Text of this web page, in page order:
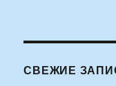
СВЕЖИЕ